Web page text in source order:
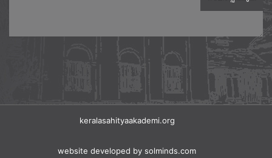
keralasahityaakademi.org
website developed by solminds.com